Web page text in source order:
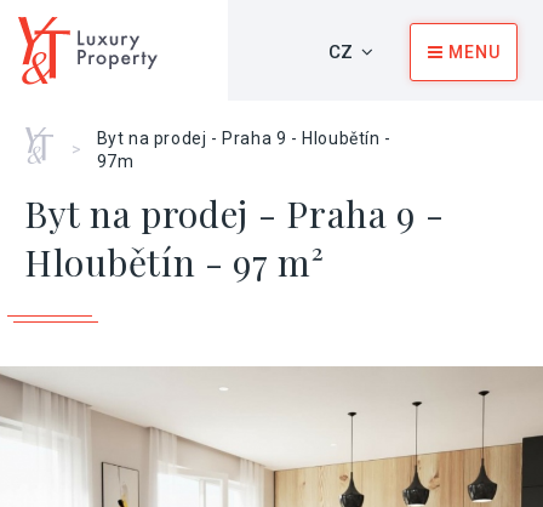
CZ MENU
Home
>
Byt na prodej - Praha 9 - Hloubětín -
97m
Byt na prodej - Praha 9 -
Hloubětín - 97 m²